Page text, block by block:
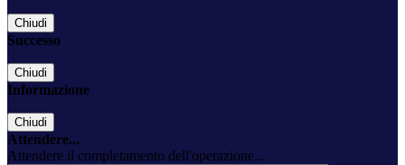
Chiudi
Successo
Chiudi
Informazione
Chiudi
Attendere...
Attendere il completamento dell'operazione...